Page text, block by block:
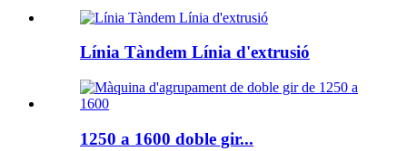
Línia Tàndem Línia d'extrusió
1250 a 1600 doble gir...